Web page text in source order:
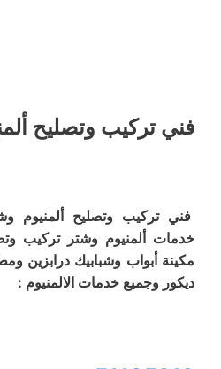
فني تركيب وتصليح
فني تركيب وتصليح ألمنيوم
خدمات ألمنيوم وشتر تركيب
مكينة أبواب وشبابيك درابزين
ديكور وجميع خدمات الالمنيوم :